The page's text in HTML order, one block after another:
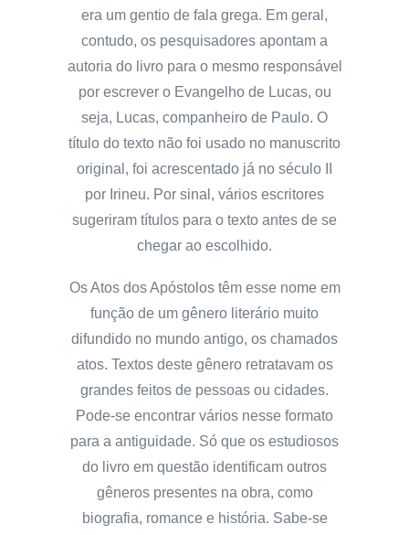
era um gentio de fala grega. Em geral,
contudo, os pesquisadores apontam a
autoria do livro para o mesmo responsável
por escrever o Evangelho de Lucas, ou
seja, Lucas, companheiro de Paulo. O
título do texto não foi usado no manuscrito
original, foi acrescentado já no século II
por Irineu. Por sinal, vários escritores
sugeriram títulos para o texto antes de se
chegar ao escolhido.
Os Atos dos Apóstolos têm esse nome em
função de um gênero literário muito
difundido no mundo antigo, os chamados
atos. Textos deste gênero retratavam os
grandes feitos de pessoas ou cidades.
Pode-se encontrar vários nesse formato
para a antiguidade. Só que os estudiosos
do livro em questão identificam outros
gêneros presentes na obra, como
biografia, romance e história. Sabe-se